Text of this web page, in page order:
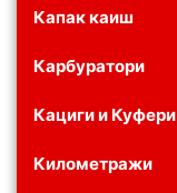
Капак каиш
Карбуратори
Кациги и Куфери
Километражи